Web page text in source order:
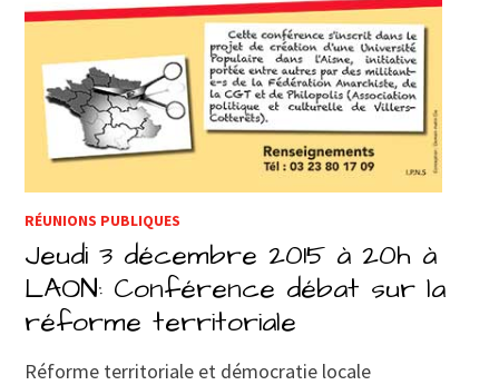
RÉUNIONS PUBLIQUES
Jeudi 3 décembre 2015 à 20h à
LAON: Conférence débat sur la
réforme territoriale
Réforme territoriale et démocratie locale